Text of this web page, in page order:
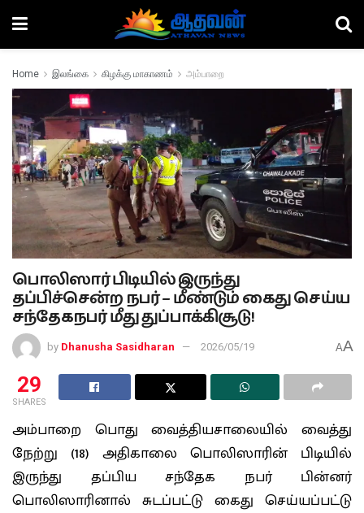
Home இலங்கை கிழக்கு மாகாணம் அம்பாறை
பொலிஸார் பிடியில் இருந்து
தப்பிச்சென்ற நபர் – மீண்டும் கைது செய்ய
சந்தேகநபர் மீது துப்பாக்கிசூடு!
by Dhanusha Sasidharan 2026/05/19 AA
29
SHARES
அம்பாறை பொது வைத்தியசாலையில் வைத்து
நேற்று (18) அதிகாலை பொலிஸாரின் பிடியில்
இருந்து தப்பிய சந்தேக நபர் பின்னர்
பொலிஸாரினால் சுடப்பட்டு கைது செய்யப்பட்டு